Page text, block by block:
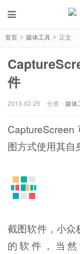
首页 > 媒体工具 > 正文
件
2013-02-25 分类： 媒体
图方式使用其自
截图软件，小
的软件，当